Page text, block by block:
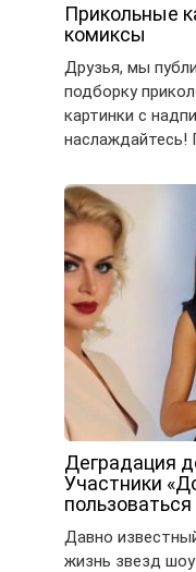
Прикольные
комиксы
Друзья, мы
подборку
картинки с
наслаждайтесь!
Деградация
Участники
Давно
жизнь звезд